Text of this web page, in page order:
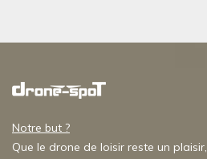
Notre but ?
Que le drone de loisir reste un plaisir,